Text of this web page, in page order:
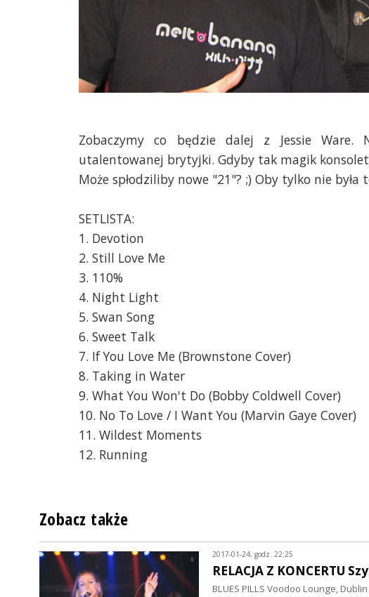
Zobaczymy co będzie dalej z Jessie
utalentowanej brytyjki. Gdyby tak magik
Może spłodziliby nowe "21"? ;) Oby tylko nie
SETLISTA:
1. Devotion
2. Still Love Me
3. 110%
4. Night Light
5. Swan Song
6. Sweet Talk
7. If You Love Me (Brownstone Cover)
8. Taking in Water
9. What You Won't Do (Bobby Coldwell Cover)
10. No To Love / I Want You (Marvin Gaye Cover)
11. Wildest Moments
12. Running
Zobacz także
2017-01-24, godz. 22:25
RELACJA Z KONCERTU
BLUES PILLS Voodoo Lounge,